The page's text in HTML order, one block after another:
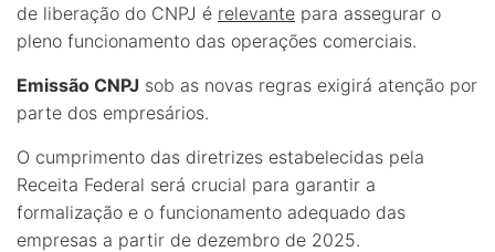
de liberação do CNPJ é relevante para assegurar o
pleno funcionamento das operações comerciais.
Emissão CNPJ sob as novas regras exigirá atenção por
parte dos empresários.
O cumprimento das diretrizes estabelecidas pela
Receita Federal será crucial para garantir a
formalização e o funcionamento adequado das
empresas a partir de dezembro de 2025.